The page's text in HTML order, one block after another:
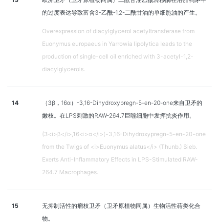
的过度表达导致富含3-乙酰-1,2-二酰甘油的单细胞油的产生。
Overexpression of diacylglycerol acetyltransferase from
Euonymus europaeus in Yarrowia lipolytica leads to the
production of single-cell oil enriched with 3-acetyl-1,2-
diacylglycerols.
14
（3β，16α）-3,16-Dihydroxypregn-5-en-20-one来自卫矛的
嫩枝。在LPS刺激的RAW-264.7巨噬细胞中发挥抗炎作用。
(3<i>β</i>,16<i>α</i>)-3,16-Dihydroxypregn-5-en-20-one
from the Twigs of <i>Euonymus alatus</i> (Thunb.) Sieb.
Exerts Anti-Inflammatory Effects in LPS-Stimulated RAW-
264.7 Macrophages.
15
无抑制活性的瘤枝卫矛（卫矛原植物同属）生物活性萜类化合
物。